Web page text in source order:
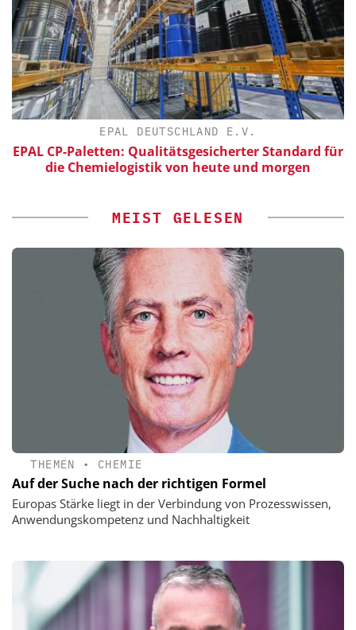
EPAL DEUTSCHLAND E.V.
EPAL CP-Paletten: Qualitätsgesicherter Standard für
die Chemielogistik von heute und morgen
MEIST GELESEN
THEMEN • CHEMIE
Auf der Suche nach der richtigen Formel
Europas Stärke liegt in der Verbindung von Prozesswissen,
Anwendungskompetenz und Nachhaltigkeit